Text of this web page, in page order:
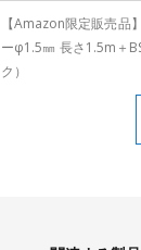
【Amazon限定販売品
ーφ1.5㎜ 長さ1.5m＋
ク）